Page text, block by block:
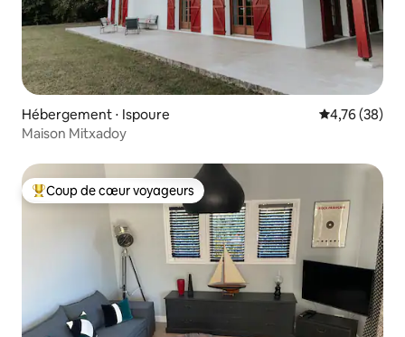
Hébergement ⋅ Ispoure Évaluation
4,76 (38)
Maison Mitxadoy
Coups de cœur voyageurs les plus appréciés
Coup de cœur voyageurs